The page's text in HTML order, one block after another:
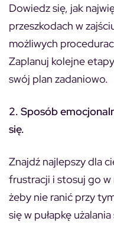
Dowiedz się, jak
przeszkodach w
możliwych
Zaplanuj kolejne
swój plan zadaniowo.
2. Sposób
się.
Znajdź najlepszy dla
frustracji i stosuj go
żeby nie ranić przy
się w pułapkę